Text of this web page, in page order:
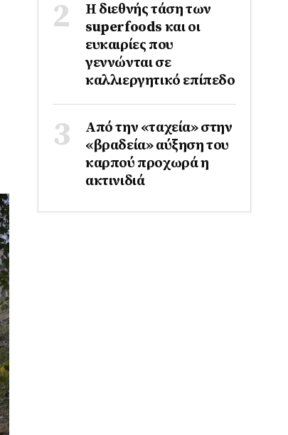
Η διεθνής τάση των
superfoods και οι
ευκαιρίες που
γεννώνται σε
καλλιεργητικό επίπεδο
Από την «ταχεία» στην
«βραδεία» αύξηση του
καρπού προχωρά η
ακτινιδιά